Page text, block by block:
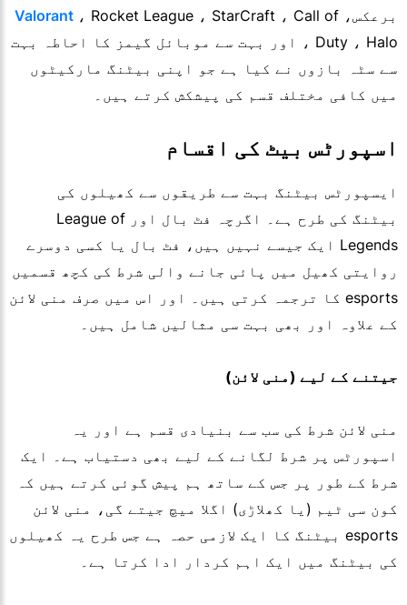
برعکس،
Valorant ، Rocket League ، StarCraft ، Call of
Duty ، Halo ، اور بہت سے موبائل گیمز کا احاطہ بہت
سے سٹہ بازوں نے کیا ہے جو اپنی بیٹنگ مارکیٹوں
میں کافی مختلف قسم کی پیشکش کرتے ہیں۔
اسپورٹس بیٹ کی اقسام
ایسپورٹس بیٹنگ بہت سے طریقوں سے کھیلوں کی
بیٹنگ کی طرح ہے۔ اگرچہ فٹ بال اور League of
Legends ایک جیسے نہیں ہیں، فٹ بال یا کسی دوسرے
روایتی کھیل میں پائی جانے والی شرط کی کچھ قسمیں
esports کا ترجمہ کرتی ہیں۔ اور اس میں صرف منی لائن
کے علاوہ اور بھی بہت سی مثالیں شامل ہیں۔
جیتنے کے لیے (منی لائن)
منی لائن شرط کی سب سے بنیادی قسم ہے اور یہ
اسپورٹس پر شرط لگانے کے لیے بھی دستیاب ہے۔ ایک
شرط کے طور پر جس کے ساتھ ہم پیش گوئی کرتے ہیں کہ
کون سی ٹیم (یا کھلاڑی) اگلا میچ جیتے گی، منی لائن
esports بیٹنگ کا ایک لازمی حصہ ہے جس طرح یہ کھیلوں
کی بیٹنگ میں ایک اہم کردار ادا کرتا ہے۔